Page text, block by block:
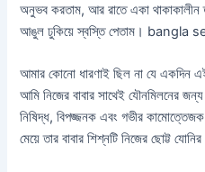
অনুভব করতাম, আর রাতে একা থাকাকালীন
আঙুল ঢুকিয়ে স্বস্তি পেতাম। bangla
আমার কোনো ধারণাই ছিল না যে একদিন
আমি নিজের বাবার সাথেই যৌনমিলনের
নিষিদ্ধ, বিপজ্জনক এবং গভীর
মেয়ে তার বাবার শিশ্নটি নিজের ছোট্ট